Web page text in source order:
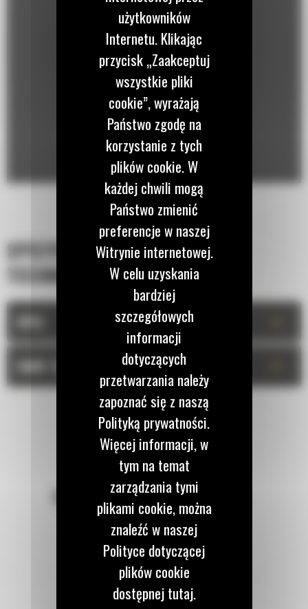
SPECYFIKACJA
TECHNICZNA
DANE TECHNICZNE
POZOSTAŃMY W KONTAKCIE
Zadzwoń do nas
użytkowników
Internetu. Klikając
przycisk „Zaakceptuj
wszystkie pliki
cookie”, wyrażają
Państwo zgodę na
korzystanie z tych
plików cookie. W
każdej chwili mogą
Państwo zmienić
preferencje w naszej
Witrynie internetowej.
W celu uzyskania
bardziej
szczegółowych
informacji
dotyczących
przetwarzania należy
zapoznać się z naszą
Polityką prywatności.
Więcej informacji, w
tym na temat
zarządzania tymi
plikami cookie, można
znaleźć w naszej
Polityce dotyczącej
plików cookie
dostępnej tutaj.